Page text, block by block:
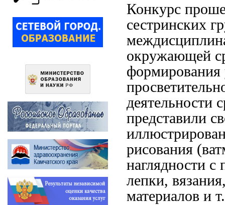
Конкурс
сестринских
окружающей
формирования
деятельности
представили
рисования
наглядности
лепки,
материалов и